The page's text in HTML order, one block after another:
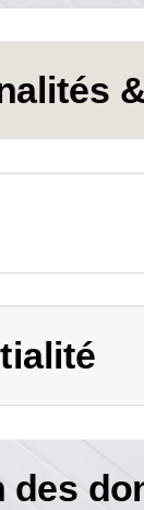
des